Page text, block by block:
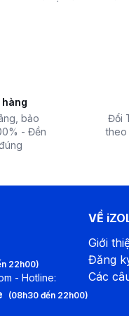
chỉ 7cm, trọng lượng
diện tích rất nhỏ
tiện, chất lượng
bảo
- Đền
Đổi
theo
22h00)
- Hotline:
(08h30 đến 22h00)
VỀ
Giới
Đăng
Các